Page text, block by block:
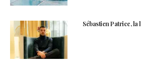
Sébastien Patrice,